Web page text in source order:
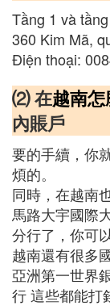
Tầng 1 và
360 Kim Mã,
Điện thoại:
⑵ 在越南
內賬戶
要的手續，你
煩的。
同時，在越南
馬路大宇國際
分行了，你可
越南還有很多
亞洲第一世界
行 這些都能打